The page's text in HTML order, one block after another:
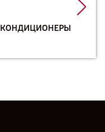
КОНДИЦИОНЕРЫ